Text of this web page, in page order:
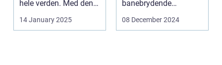
hele verden. Med den
teknolog...
14 January 2025
banebrydende
innovation inden for
08 December 2024